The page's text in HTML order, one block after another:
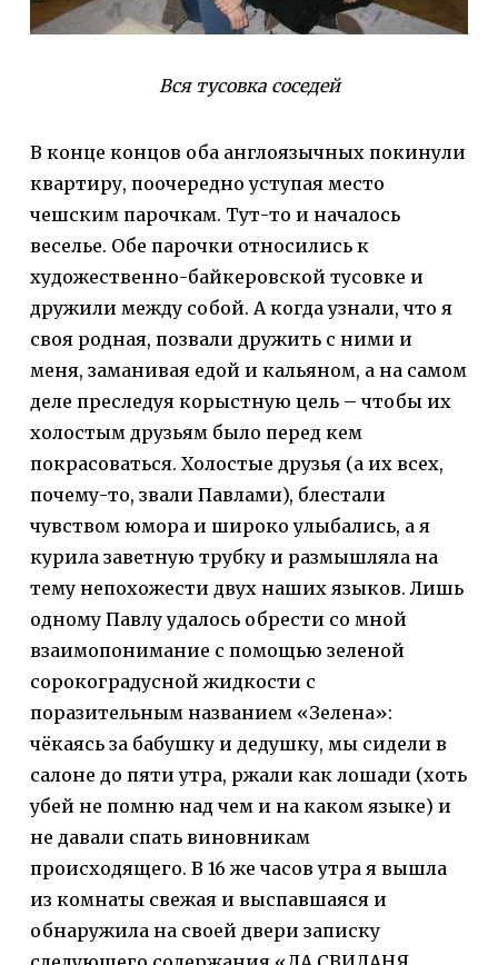
Вся тусовка соседей
В конце концов оба англоязычных покинули
квартиру, поочередно уступая место
чешским парочкам. Тут-то и началось
веселье. Обе парочки относились к
художественно-байкеровской тусовке и
дружили между собой. А когда узнали, что я
своя родная, позвали дружить с ними и
меня, заманивая едой и кальяном, а на самом
деле преследуя корыстную цель – чтобы их
холостым друзьям было перед кем
покрасоваться. Холостые друзья (а их всех,
почему-то, звали Павлами), блестали
чувством юмора и широко улыбались, а я
курила заветную трубку и размышляла на
тему непохожести двух наших языков. Лишь
одному Павлу удалось обрести со мной
взаимопонимание с помощью зеленой
сорокоградусной жидкости с
поразительным названием «Зелена»:
чёкаясь за бабушку и дедушку, мы сидели в
салоне до пяти утра, ржали как лошади (хоть
убей не помню над чем и на каком языке) и
не давали спать виновникам
происходящего. В 16 же часов утра я вышла
из комнаты свежая и выспавшаяся и
обнаружила на своей двери записку